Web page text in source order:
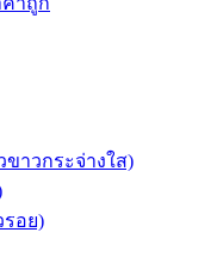
ขาวกระจ่างใส)
รอย)